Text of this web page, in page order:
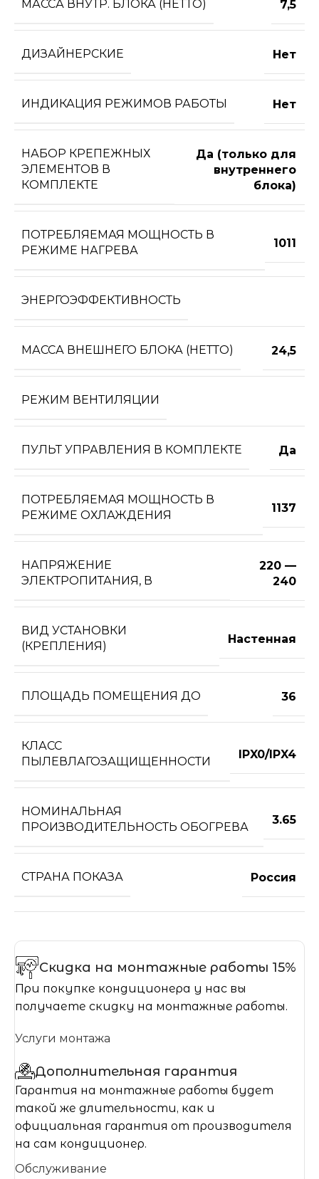
МАССА ВНУТР. БЛОКА (НЕТТО) 7,5
ДИЗАЙНЕРСКИЕ Нет
ИНДИКАЦИЯ РЕЖИМОВ РАБОТЫ Нет
НАБОР КРЕПЕЖНЫХ
ЭЛЕМЕНТОВ В
КОМПЛЕКТЕ
Да (только для
внутреннего
блока)
ПОТРЕБЛЯЕМАЯ МОЩНОСТЬ В
РЕЖИМЕ НАГРЕВА
1011
ЭНЕРГОЭФФЕКТИВНОСТЬ
МАССА ВНЕШНЕГО БЛОКА (НЕТТО) 24,5
РЕЖИМ ВЕНТИЛЯЦИИ
ПУЛЬТ УПРАВЛЕНИЯ В КОМПЛЕКТЕ Да
ПОТРЕБЛЯЕМАЯ МОЩНОСТЬ В
РЕЖИМЕ ОХЛАЖДЕНИЯ
1137
НАПРЯЖЕНИЕ
ЭЛЕКТРОПИТАНИЯ, В
220 —
240
ВИД УСТАНОВКИ
(КРЕПЛЕНИЯ)
Настенная
ПЛОЩАДЬ ПОМЕЩЕНИЯ ДО 36
КЛАСС
ПЫЛЕВЛАГОЗАЩИЩЕННОСТИ
IPX0/IPX4
НОМИНАЛЬНАЯ
ПРОИЗВОДИТЕЛЬНОСТЬ ОБОГРЕВА
3.65
СТРАНА ПОКАЗА Россия
Скидка на монтажные работы 15%
При покупке кондиционера у нас вы
получаете скидку на монтажные работы.
Услуги монтажа
Дополнительная гарантия
Гарантия на монтажные работы будет
такой же длительности, как и
официальная гарантия от производителя
на сам кондиционер.
Обслуживание